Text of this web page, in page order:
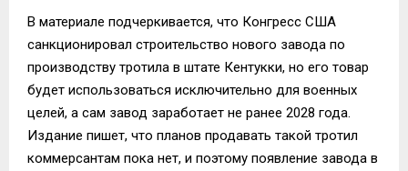
В материале подчеркивается, что Конгресс США
санкционировал строительство нового завода по
производству тротила в штате Кентукки, но его товар
будет использоваться исключительно для военных
целей, а сам завод заработает не ранее 2028 года.
Издание пишет, что планов продавать такой тротил
коммерсантам пока нет, и поэтому появление завода в